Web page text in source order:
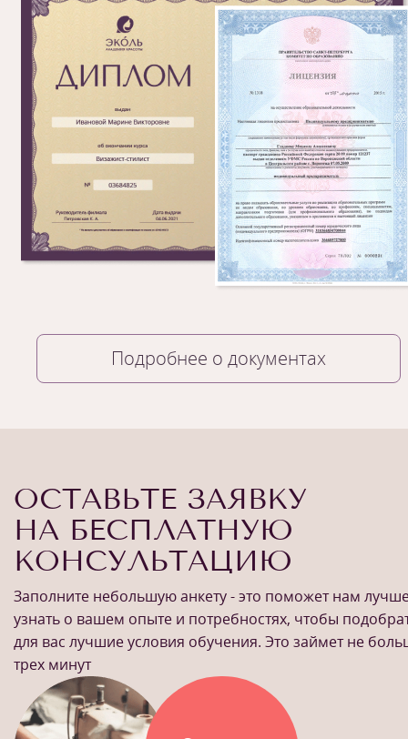
Подробнее о документах
ОСТАВЬТЕ ЗАЯВКУ
НА БЕСПЛАТНУЮ
КОНСУЛЬТАЦИЮ
Заполните небольшую анкету - это поможет нам
узнать о вашем опыте и потребностях, чтобы
для вас лучшие условия обучения. Это займет не
трех минут